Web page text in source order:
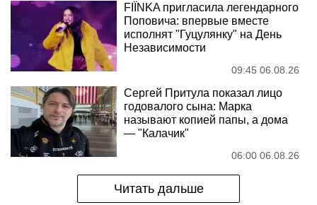
FIÏNKA пригласила легендарного
Поповича: впервые вместе
исполнят "Гуцулянку" на День
Независимости
09:45 06.08.26
Сергей Притула показал лицо
годовалого сына: Марка
называют копией папы, а дома
— "Калачик"
06:00 06.08.26
Читать дальше